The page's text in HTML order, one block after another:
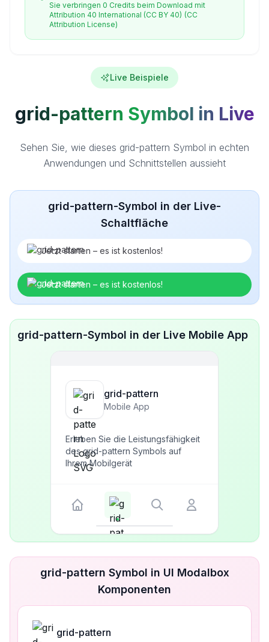
Sie verbringen 0 Credits beim Download mit
Attribution 40 International (CC BY 40) (CC
Attribution License)
Live Beispiele
grid-pattern Symbol in Live
Sehen Sie, wie dieses grid-pattern Symbol in echten
Anwendungen und Schnittstellen aussieht
grid-pattern-Symbol in der Live-
Schaltfläche
Jetzt starten – es ist kostenlos!
Jetzt starten – es ist kostenlos!
grid-pattern-Symbol in der Live Mobile App
grid-pattern
Mobile App
Erleben Sie die Leistungsfähigkeit
des grid-pattern Symbols auf
Ihrem Mobilgerät
grid-pattern Symbol in UI Modalbox
Komponenten
grid-pattern